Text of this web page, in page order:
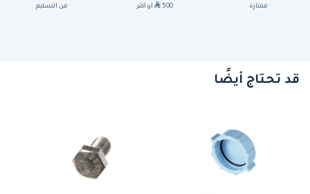
ممتازة
500
أو أكثر
من التسليم
قد تحتاج أيضًا